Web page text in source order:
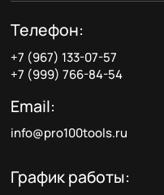
Телефон:
+7 (967) 133-07-57
+7 (999) 766-84-54
Email:
info@pro100tools.ru
График работы: